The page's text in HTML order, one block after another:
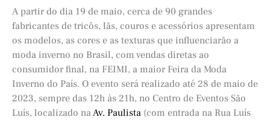
A partir do dia 19 de maio, cerca de 90 grandes
fabricantes de tricôs, lãs, couros e acessórios apresentam
os modelos, as cores e as texturas que influenciarão a
moda inverno no Brasil, com vendas diretas ao
consumidor final, na FEIMI, a maior Feira da Moda
Inverno do País. O evento será realizado até 28 de maio de
2023, sempre das 12h às 21h, no Centro de Eventos São
Luís, localizado naAv. Paulista (com entrada na Rua Luís